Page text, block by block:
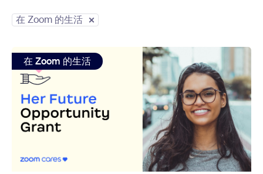
在 Zoom 的生活
view: 新的 68 万美元 Zoom Cares 补助金帮助妇女和女童获
在 Zoom 的生活